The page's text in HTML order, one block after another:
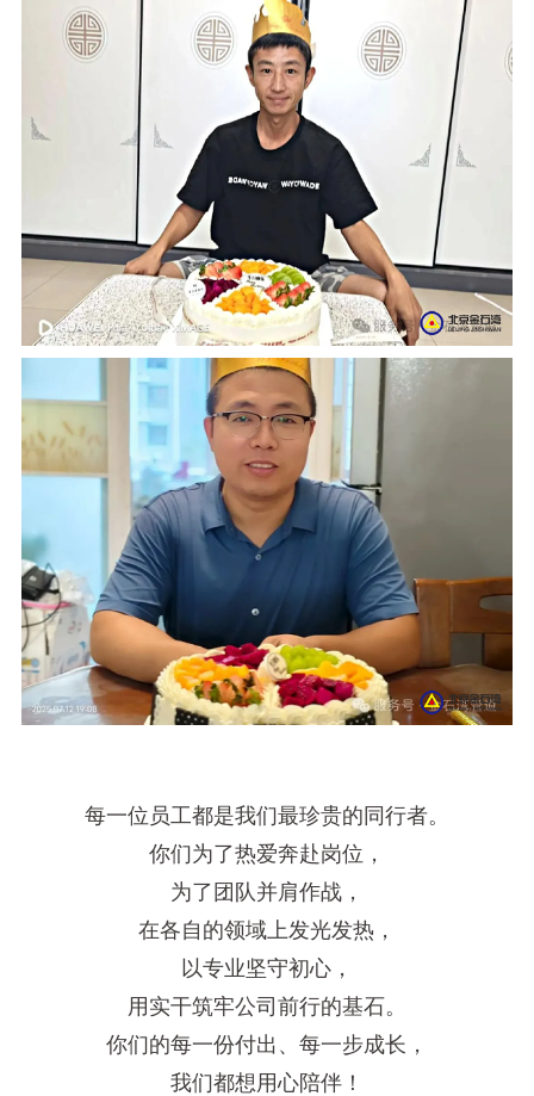
每一位员工都是我们最珍贵的同行者。
你们为了热爱奔赴岗位，
为了团队并肩作战，
在各自的领域上发光发热，
以专业坚守初心，
用实干筑牢公司前行的基石。
你们的每一份付出、每一步成长，
我们都想用心陪伴！